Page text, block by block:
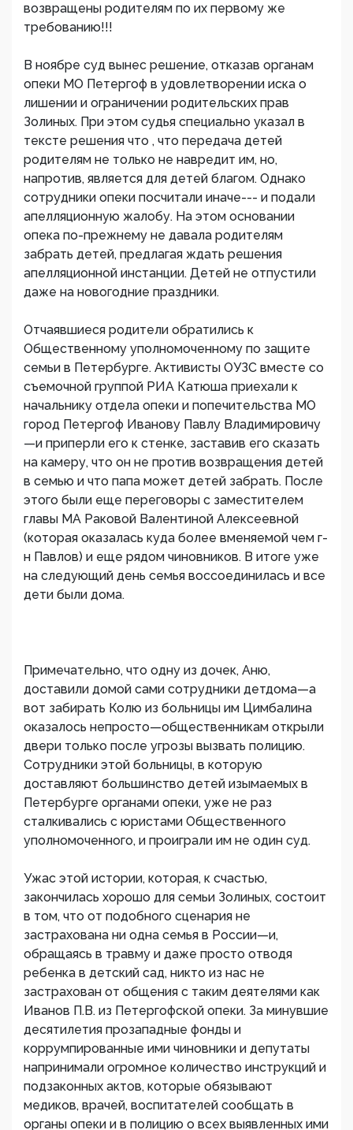
возвращены родителям по их первому же
требованию!!!
В ноябре суд вынес решение, отказав органам
опеки МО Петергоф в удовлетворении иска о
лишении и ограничении родительских прав
Золиных. При этом судья специально указал в
тексте решения что , что передача детей
родителям не только не навредит им, но,
напротив, является для детей благом. Однако
сотрудники опеки посчитали иначе--- и подали
апелляционную жалобу. На этом основании
опека по-прежнему не давала родителям
забрать детей, предлагая ждать решения
апелляционной инстанции. Детей не отпустили
даже на новогодние праздники.
Отчаявшиеся родители обратились к
Общественному уполномоченному по защите
семьи в Петербурге. Активисты ОУЗС вместе со
съемочной группой РИА Катюша приехали к
начальнику отдела опеки и попечительства МО
город Петергоф Иванову Павлу Владимировичу
—и приперли его к стенке, заставив его сказать
на камеру, что он не против возвращения детей
в семью и что папа может детей забрать. После
этого были еще переговоры с заместителем
главы МА Раковой Валентиной Алексеевной
(которая оказалась куда более вменяемой чем г-
н Павлов) и еще рядом чиновников. В итоге уже
на следующий день семья воссоединилась и все
дети были дома.
Примечательно, что одну из дочек, Аню,
доставили домой сами сотрудники детдома—а
вот забирать Колю из больницы им Цимбалина
оказалось непросто—общественникам открыли
двери только после угрозы вызвать полицию.
Сотрудники этой больницы, в которую
доставляют большинство детей изымаемых в
Петербурге органами опеки, уже не раз
сталкивались с юристами Общественного
уполномоченного, и проиграли им не один суд.
Ужас этой истории, которая, к счастью,
закончилась хорошо для семьи Золиных, состоит
в том, что от подобного сценария не
застрахована ни одна семья в России—и,
обращаясь в травму и даже просто отводя
ребенка в детский сад, никто из нас не
застрахован от общения с таким деятелями как
Иванов П.В. из Петергофской опеки. За минувшие
десятилетия прозападные фонды и
коррумпированные ими чиновники и депутаты
напринимали огромное количество инструкций и
подзаконных актов, которые обязывают
медиков, врачей, воспитателей сообщать в
органы опеки и в полицию о всех выявленных ими